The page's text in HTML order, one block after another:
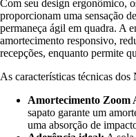
Com seu design ergonômico,
proporcionam uma sensação
permaneça ágil em quadra. A
amortecimento responsivo,
recepções, enquanto permite
As características técnicas
Amortecimento Zoom
sapato garante um
uma absorção de